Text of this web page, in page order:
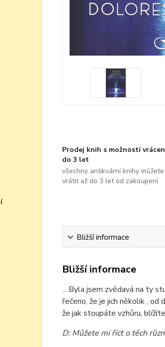
Prodej knih s možností
do 3 let
všechny antikvární knihy můžete
vrátit až do 3 let od zakoupení
Bližší informace
Bližší informace
... Byla jsem zvědavá na ty
řečeno, že je jich několik ,
že jak stoupáte vzhůru,
D: Můžete mi říct o těch